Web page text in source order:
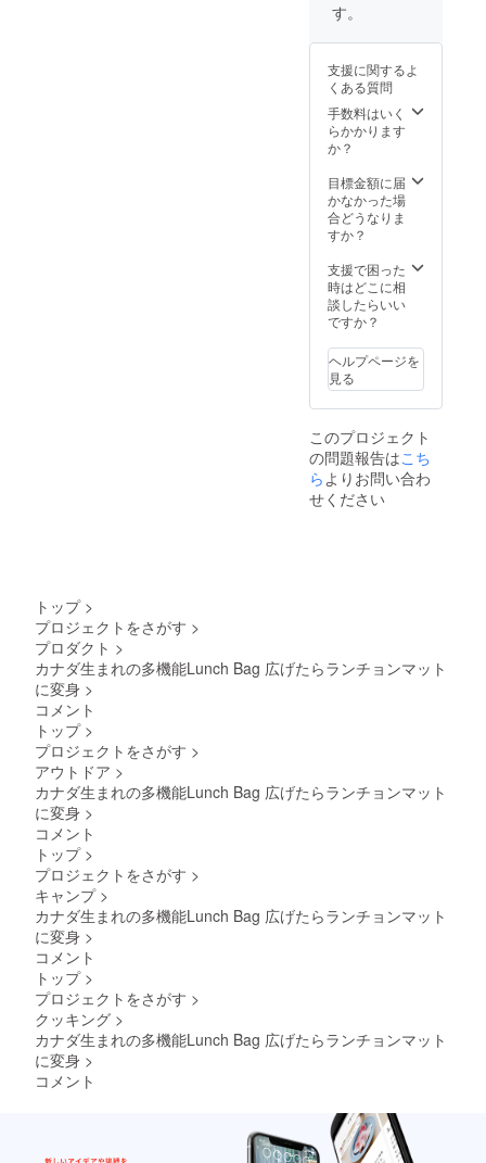
■重量：
■材質：
ネオプ
レイン
生地
す。
支援に関するよ
くある質問
手数料はいく
らかかります
か？
目標金額に届
かなかった場
合どうなりま
すか？
支援で困った
時はどこに相
談したらいい
ですか？
ヘルプページを
見る
このプロジェクト
の問題報告はこち
らよりお問い合わ
せください
トップ >
プロジェクトをさがす >
プロダクト >
カナダ生まれの多機能Lunch Bag 広げたらランチョンマット
に変身 >
コメント
トップ >
プロジェクトをさがす >
アウトドア >
カナダ生まれの多機能Lunch Bag 広げたらランチョンマット
に変身 >
コメント
トップ >
プロジェクトをさがす >
キャンプ >
カナダ生まれの多機能Lunch Bag 広げたらランチョンマット
に変身 >
コメント
トップ >
プロジェクトをさがす >
クッキング >
カナダ生まれの多機能Lunch Bag 広げたらランチョンマット
に変身 >
コメント